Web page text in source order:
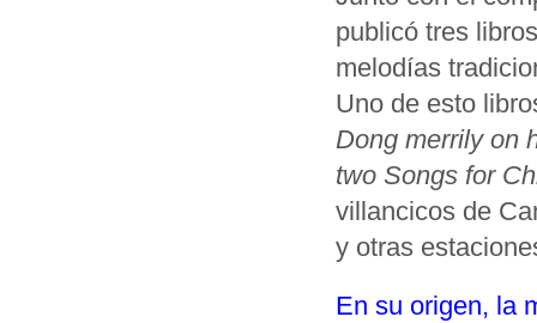
publicó tres
melodías
Uno de esto
Dong merrily on
two Songs for
villancicos de
y otras
En su origen, la